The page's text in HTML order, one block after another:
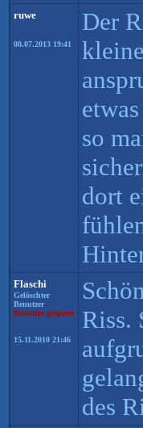
ruwe
08.07.2013 19:41
Der
so
dort
Flaschi
Gelöschter
Benutzer
Benutzer gesperrt
15.11.2010 21:46
Riss.
des